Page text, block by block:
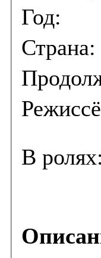
Год:
Страна:
В ролях: